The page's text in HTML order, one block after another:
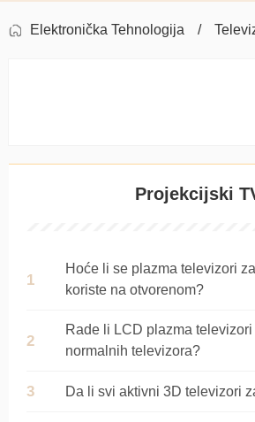
Elektronička Tehnologija
Projekcijski
Hoće li se plazma televizori
koriste na otvorenom?
Rade li LCD plazma televizori
normalnih televizora?
Da li svi aktivni 3D televizori